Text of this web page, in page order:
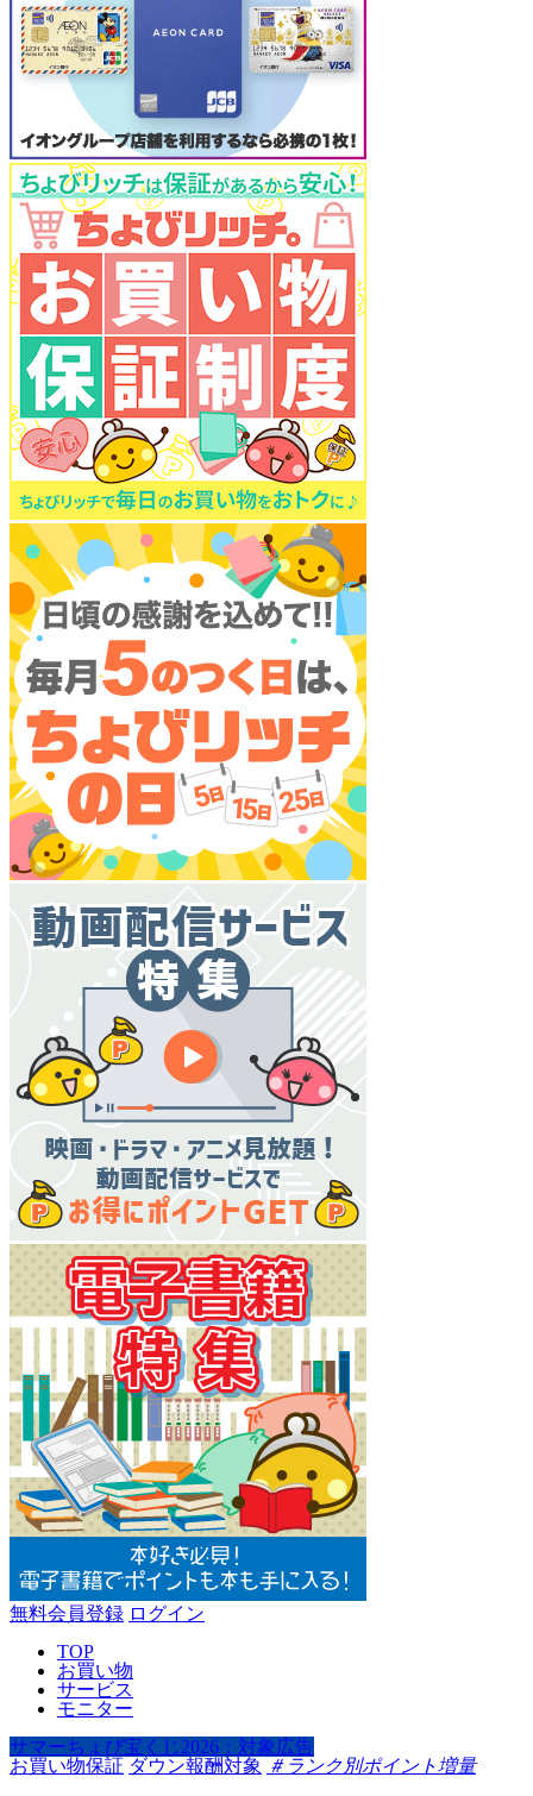
無料会員登録 ログイン
TOP
お買い物
サービス
モニター
サマーちょび宝くじ2026：対象広告
お買い物保証 ダウン報酬対象 ＃ランク別ポイント増量